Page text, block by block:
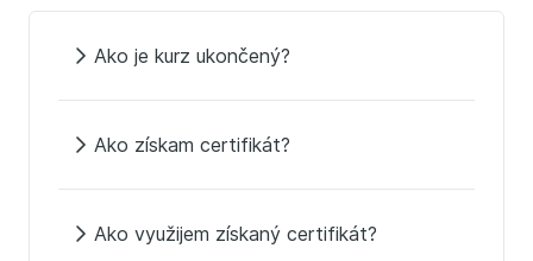
Ako je kurz ukončený?
Ako získam certifikát?
Ako využijem získaný certifikát?